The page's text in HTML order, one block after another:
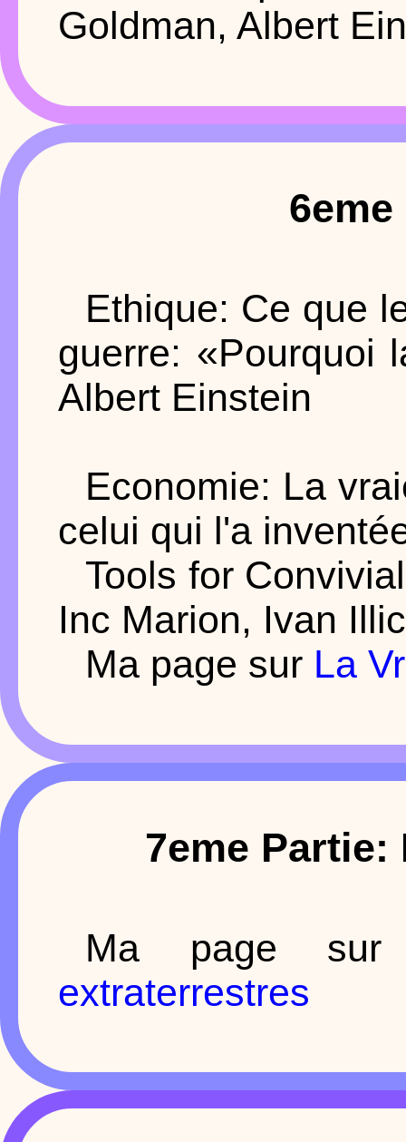
Goldman, Albert
Ethique: Ce que
guerre: «Pourquoi
Albert Einstein
Economie: La
celui qui l'a
Tools for
Inc Marion, Ivan
Ma page sur La
7eme
Ma page
extraterrestres